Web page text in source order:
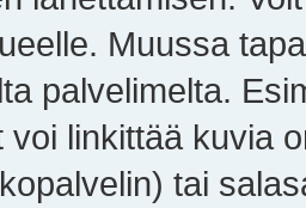
Muussa
palvelimelta.
voi linkittää kuvia
tai